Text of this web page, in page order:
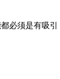
必须是有吸引